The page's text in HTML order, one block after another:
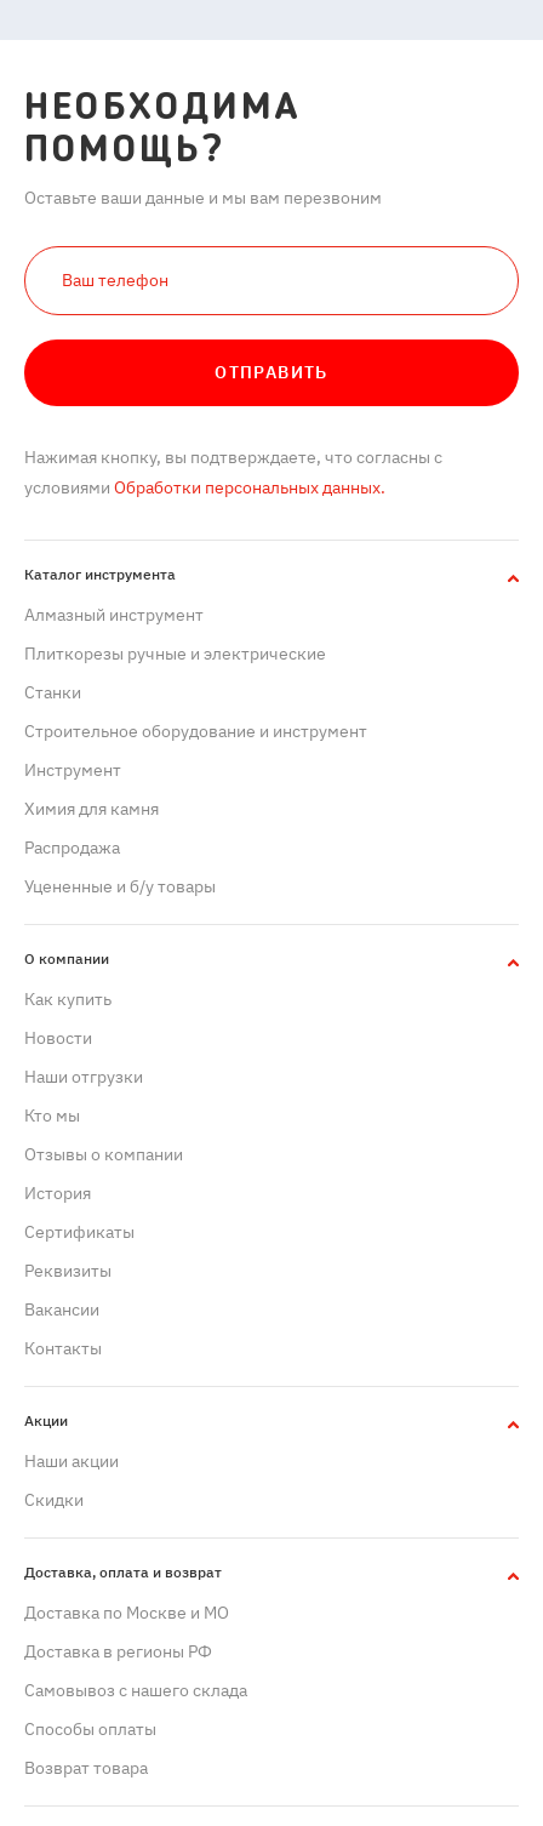
НЕОБХОДИМА
ПОМОЩЬ?
Оставьте ваши данные и мы вам перезвоним
ОТПРАВИТЬ
Нажимая кнопку, вы подтверждаете, что согласны с
условиями Обработки персональных данных.
Каталог инструмента
Алмазный инструмент
Плиткорезы ручные и электрические
Станки
Строительное оборудование и инструмент
Инструмент
Химия для камня
Распродажа
Уцененные и б/у товары
О компании
Как купить
Новости
Наши отгрузки
Кто мы
Отзывы о компании
История
Сертификаты
Реквизиты
Вакансии
Контакты
Акции
Наши акции
Скидки
Доставка, оплата и возврат
Доставка по Москве и МО
Доставка в регионы РФ
Самовывоз с нашего склада
Способы оплаты
Возврат товара